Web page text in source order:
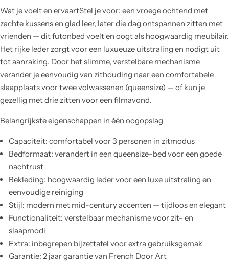
Wat je voelt en ervaartStel je voor: een vroege ochtend met
zachte kussens en glad leer, later die dag ontspannen zitten met
vrienden — dit futonbed voelt en oogt als hoogwaardig meubilair.
Het rijke leder zorgt voor een luxueuze uitstraling en nodigt uit
tot aanraking. Door het slimme, verstelbare mechanisme
verander je eenvoudig van zithouding naar een comfortabele
slaapplaats voor twee volwassenen (queensize) — of kun je
gezellig met drie zitten voor een filmavond.
Belangrijkste eigenschappen in één oogopslag
Capaciteit: comfortabel voor 3 personen in zitmodus
Bedformaat: verandert in een queensize-bed voor een goede
nachtrust
Bekleding: hoogwaardig leder voor een luxe uitstraling en
eenvoudige reiniging
Stijl: modern met mid-century accenten — tijdloos en elegant
Functionaliteit: verstelbaar mechanisme voor zit- en
slaapmodi
Extra: inbegrepen bijzettafel voor extra gebruiksgemak
Garantie: 2 jaar garantie van French Door Art